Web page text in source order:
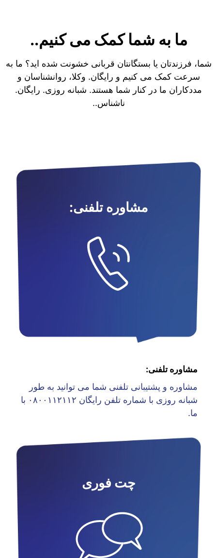
ما به شما کمک می کنیم..
شما، فرزندتان یا بستگانتان قربانی خشونت شده اید؟ ما به
سرعت کمک می کنیم و رایگان. وکلا، روانشناسان و
مددکاران ما در کنار شما هستند. شبانه روزی. رایگان.
ناشناس..
مشاوره تلفنی:
مشاوره تلفنی:
مشاوره و پشتیبانی تلفنی شما می توانید به طور
شبانه روزی با شماره تلفن رایگان ۰۸۰۰۱۱۲۱۱۲ با
ما.
چت فوری